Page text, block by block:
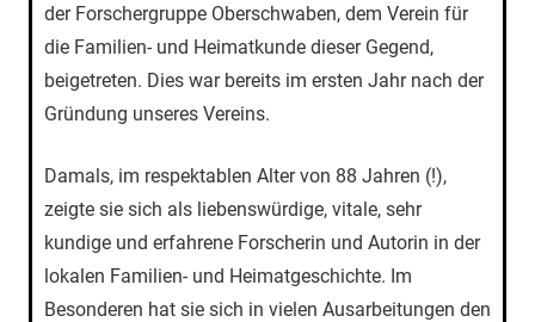
der Forschergruppe Oberschwaben, dem Verein für
die Familien- und Heimatkunde dieser Gegend,
beigetreten. Dies war bereits im ersten Jahr nach der
Gründung unseres Vereins.
Damals, im respektablen Alter von 88 Jahren (!),
zeigte sie sich als liebenswürdige, vitale, sehr
kundige und erfahrene Forscherin und Autorin in der
lokalen Familien- und Heimatgeschichte. Im
Besonderen hat sie sich in vielen Ausarbeitungen den